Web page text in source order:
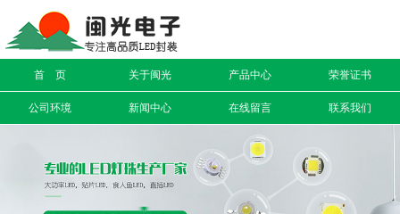
首 页 关于闽光 产品中心 荣誉证书
公司环境 新闻中心 在线留言 联系我们
信息搜索
搜索